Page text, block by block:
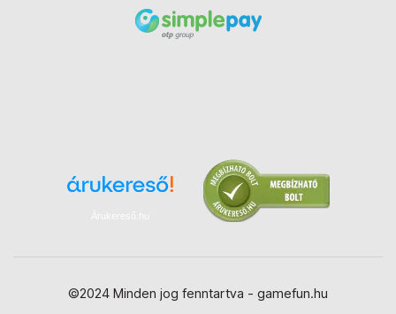
Árukereső.hu
©2024 Minden jog fenntartva - gamefun.hu